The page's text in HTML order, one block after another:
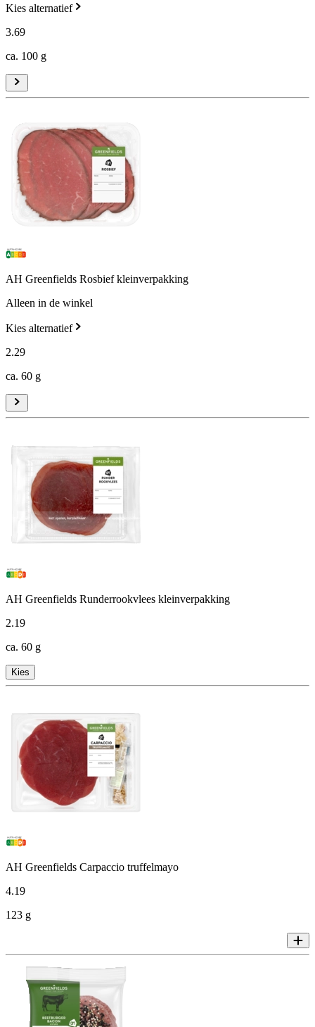
Kies alternatief
3.69
ca. 100 g
AH Greenfields Rosbief kleinverpakking
Alleen in de winkel
Kies alternatief
2.29
ca. 60 g
AH Greenfields Runderrookvlees kleinverpakking
2.19
ca. 60 g
Kies
AH Greenfields Carpaccio truffelmayo
4.19
123 g